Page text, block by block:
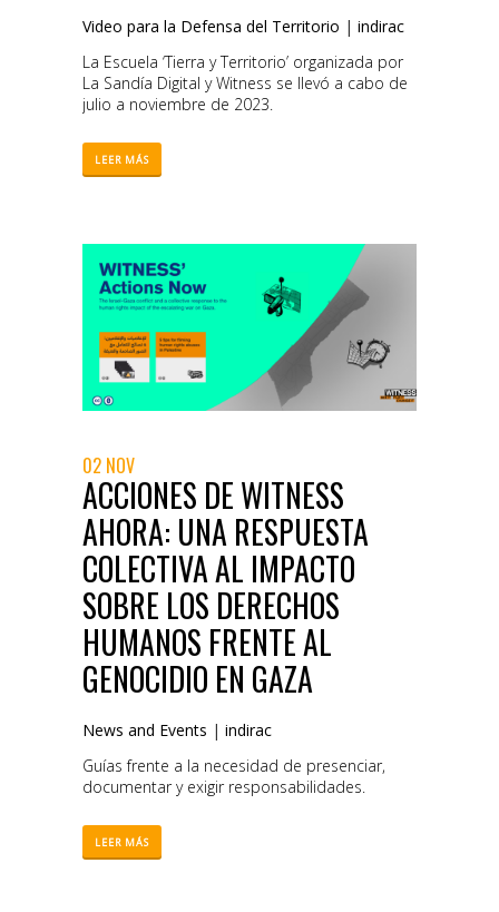
Video para la Defensa del Territorio | indirac
La Escuela ‘Tierra y Territorio’ organizada por
La Sandía Digital y Witness se llevó a cabo de
julio a noviembre de 2023.
LEER MÁS
02 NOV
ACCIONES DE WITNESS
AHORA: UNA RESPUESTA
COLECTIVA AL IMPACTO
SOBRE LOS DERECHOS
HUMANOS FRENTE AL
GENOCIDIO EN GAZA
News and Events | indirac
Guías frente a la necesidad de presenciar,
documentar y exigir responsabilidades.
LEER MÁS